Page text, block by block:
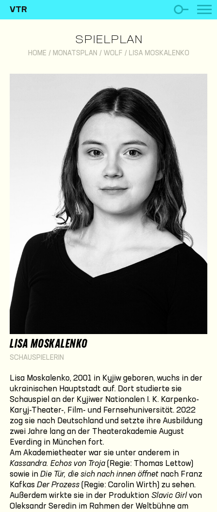
VTR
SPIELPLAN
HOME / MONATSPLAN / WOLF / LISA MOSKALENKO
LISA MOSKALENKO
SCHAUSPIELERIN
Lisa Moskalenko, 2001 in Kyjiw geboren, wuchs in der
ukrainischen Hauptstadt auf. Dort studierte sie
Schauspiel an der Kyjiwer Nationalen I. K. Karpenko-
Karyj-Theater-, Film- und Fernsehuniversität. 2022
zog sie nach Deutschland und setzte ihre Ausbildung
zwei Jahre lang an der Theaterakademie August
Everding in München fort.
Am Akademietheater war sie unter anderem in
Kassandra. Echos von Troja(Regie: Thomas Lettow)
sowie in Die Tür, die sich nach innen öffnet nach Franz
Kafkas Der Prozess (Regie: Carolin Wirth) zu sehen.
Außerdem wirkte sie in der Produktion Slavic Girl von
Oleksandr Seredin im Rahmen der Weltbühne am